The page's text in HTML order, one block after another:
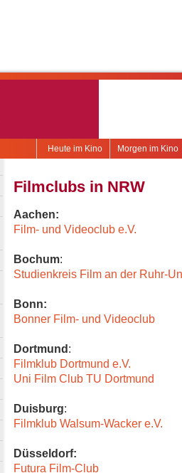
Morgen im Kino
Heute im Kino
Filmclubs in NRW
Aachen:
Film- und Videoclub e.V.
Bochum:
Studienkreis Film an der Ruhr-
Bonn:
Bonner Film- und Videoclub
Dortmund :
Filmklub Dortmund e.V.
Uni Film Club TU Dortmund
Duisburg:
Filmklub Walsum-Wacker e.V.
Düsseldorf:
Futura Film-Club